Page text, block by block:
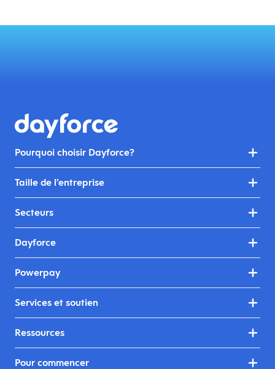
Pourquoi choisir Dayforce?
Taille de l’entreprise
Secteurs
Dayforce
Powerpay
Services et soutien
Ressources
Pour commencer